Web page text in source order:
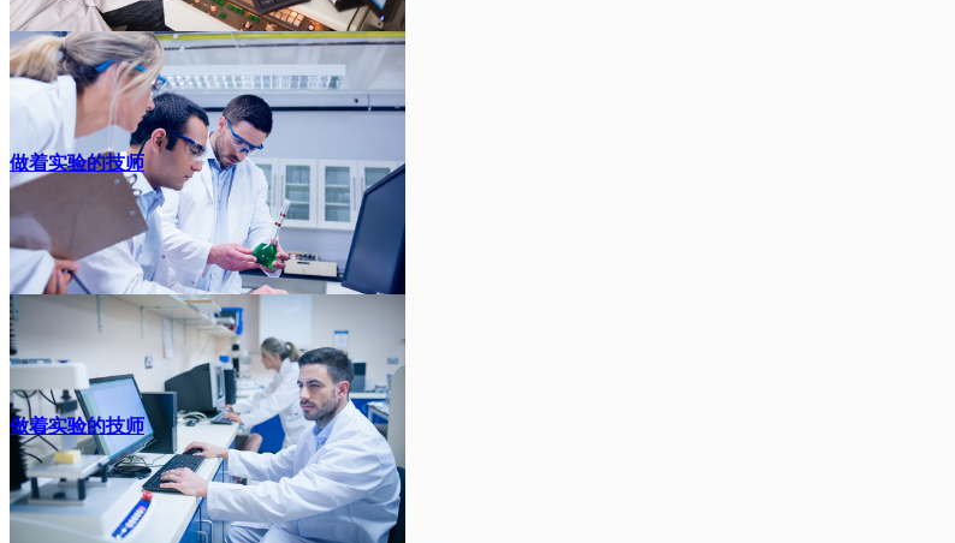
做着实验的技师
做着实验的技师